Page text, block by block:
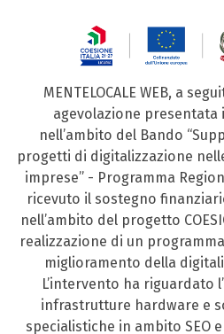
MENTELOCALE WEB, a
agevolazione presentata
nell’ambito del Bando
progetti di digitalizzazione
imprese” - Programma
ricevuto il sostegno
nell’ambito del progetto
realizzazione di un
miglioramento della
L’intervento ha riguardato
infrastrutture hardware e
specialistiche in ambito SEO